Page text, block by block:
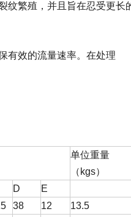
纹繁殖，并且旨在忍受更长
有效的流量速率。在处理
单位重量
（kgs）
D
E
38 12
13.5